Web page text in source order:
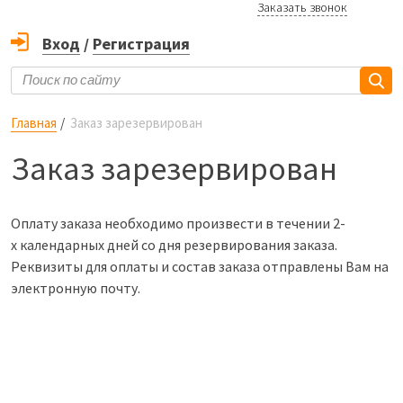
Заказать звонок
Вход / Регистрация
Главная Заказ зарезервирован
Заказ зарезервирован
Оплату заказа необходимо произвести в течении 2-
х календарных дней со дня резервирования заказа.
Реквизиты для оплаты и состав заказа отправлены Вам на
электронную почту.